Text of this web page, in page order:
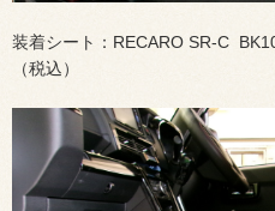
装着シート：RECARO SR-C
（税込）